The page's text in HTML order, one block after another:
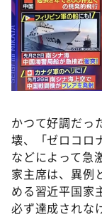
かつて好調だっ
壊、「ゼロコロ
などによって急
家主席は、異例
める習近平国家
必ず達成されな